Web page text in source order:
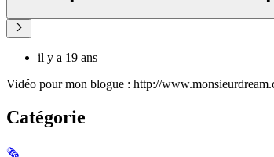
il y a 19 ans
Vidéo pour mon blogue : http://
Catégorie
🗞